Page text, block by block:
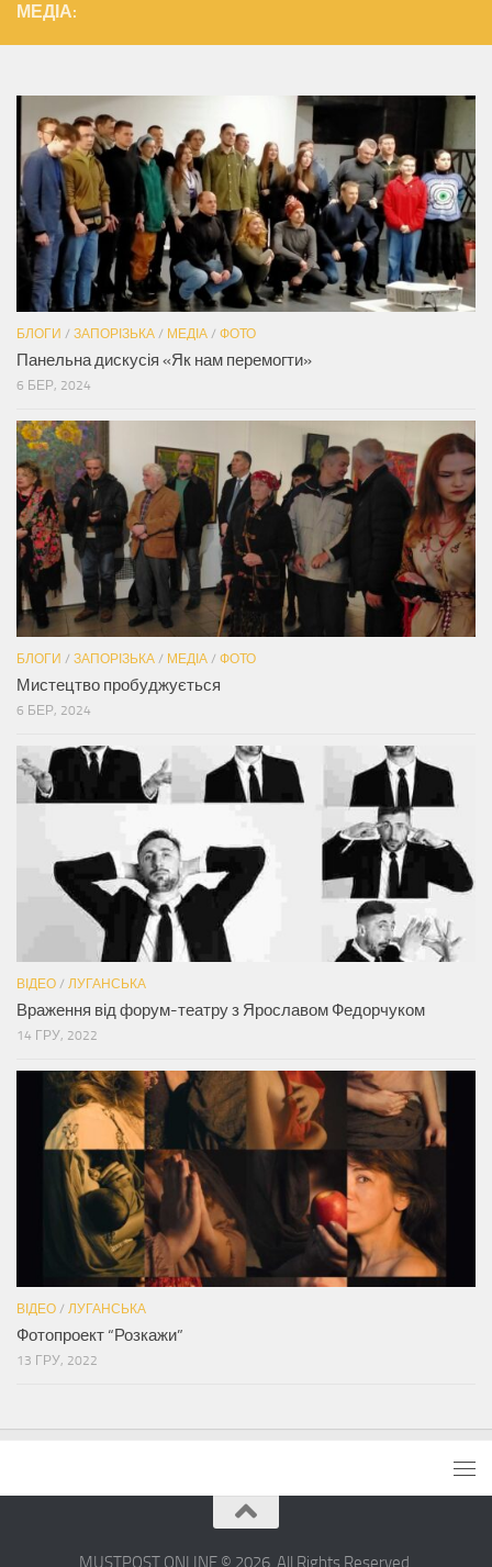
МЕДІА:
БЛОГИ / ЗАПОРІЗЬКА / МЕДІА / ФОТО
Панельна дискусія «Як нам перемогти»
6 БЕР, 2024
БЛОГИ / ЗАПОРІЗЬКА / МЕДІА / ФОТО
Мистецтво пробуджується
6 БЕР, 2024
ВІДЕО / ЛУГАНСЬКА
Враження від форум-театру з Ярославом Федорчуком
14 ГРУ, 2022
ВІДЕО / ЛУГАНСЬКА
Фотопроект “Розкажи”
13 ГРУ, 2022
MUSTPOST.ONLINE © 2026. All Rights Reserved.